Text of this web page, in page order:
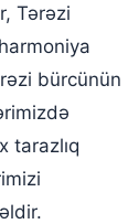
Tərəzi
bürcünün
tarazlıq